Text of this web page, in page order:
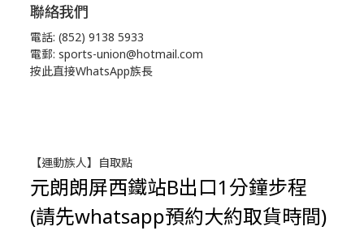
聯絡我們
電話: (852) 9138 5933
電郵: sports-union@hotmail.com
按此直接WhatsApp族長
【運動族人】自取點
元朗朗屏西鐵站B出口1分鐘步程
(請先whatsapp預約大約取貨時間)